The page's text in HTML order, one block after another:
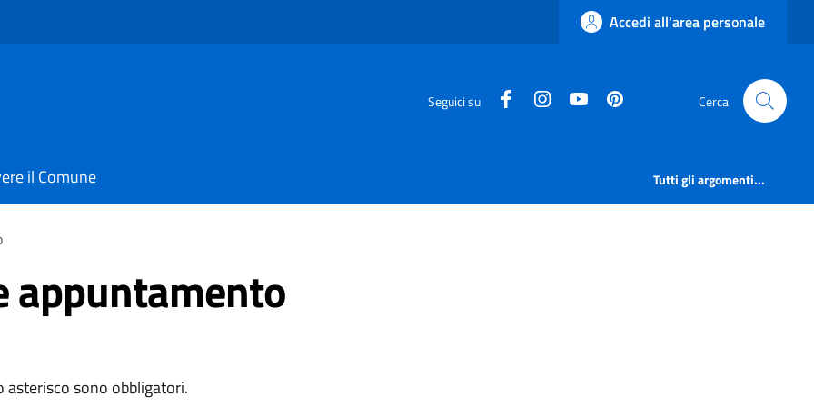
Accedi all'area personale
Seguici su facebookinstagramcanale youtube Cerca
il Comune Tutti gli argomenti...
appuntamento
sono obbligatori.